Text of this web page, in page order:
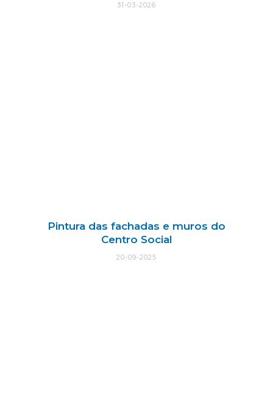
31-03-2026
Pintura das fachadas e muros do
Centro Social
20-09-2025